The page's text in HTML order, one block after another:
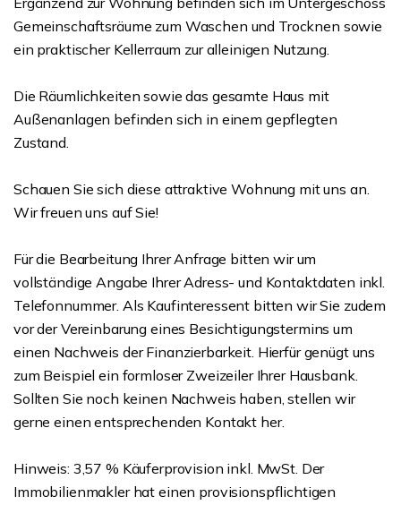
Gemeinschaftsräume zum Waschen und Trocknen sowie
ein praktischer Kellerraum zur alleinigen Nutzung.
Die Räumlichkeiten sowie das gesamte Haus mit
Außenanlagen befinden sich in einem gepflegten
Zustand.
Schauen Sie sich diese attraktive Wohnung mit uns an.
Wir freuen uns auf Sie!
Für die Bearbeitung Ihrer Anfrage bitten wir um
vollständige Angabe Ihrer Adress- und Kontaktdaten inkl.
Telefonnummer. Als Kaufinteressent bitten wir Sie zudem
vor der Vereinbarung eines Besichtigungstermins um
einen Nachweis der Finanzierbarkeit. Hierfür genügt uns
zum Beispiel ein formloser Zweizeiler Ihrer Hausbank.
Sollten Sie noch keinen Nachweis haben, stellen wir
gerne einen entsprechenden Kontakt her.
Hinweis: 3,57 % Käuferprovision inkl. MwSt. Der
Immobilienmakler hat einen provisionspflichtigen